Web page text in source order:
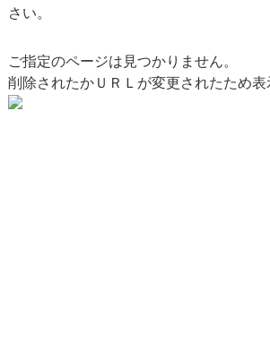
さい。
ご指定のページは見つかりません。
削除されたかＵＲＬが変更されたため表